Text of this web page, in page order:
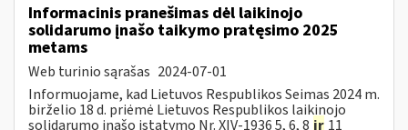
Informacinis pranešimas dėl laikinojo
solidarumo įnašo taikymo pratęsimo 2025
metams
Web turinio sąrašas 2024-07-01
Informuojame, kad Lietuvos Respublikos Seimas 2024 m.
birželio 18 d. priėmė Lietuvos Respublikos laikinojo
solidarumo įnašo įstatymo Nr. XIV-1936 5, 6, 8 ir 11